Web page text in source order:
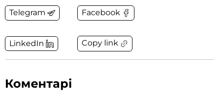
Telegram Facebook
LinkedIn Copy link
Коментарі